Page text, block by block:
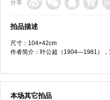
分享
拍品描述
尺寸：104×42cm
作者简介：叶公超（1904—1981），
本场其它拍品